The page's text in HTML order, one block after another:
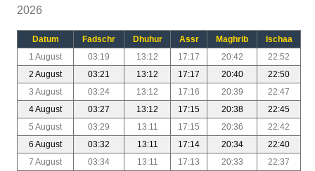
2026
Datum Fadschr Dhuhur Assr Maghrib
Ischaa
1 August
03:19 13:12 17:17 20:42
22:52
2 August
03:21 13:12 17:17 20:40
22:50
3 August
03:24 13:12 17:16 20:39
22:47
4 August
03:27 13:12 17:15 20:38
22:45
5 August
03:29 13:11 17:15 20:36
22:42
6 August
03:32 13:11 17:14 20:34
22:40
7 August
03:34 13:11 17:13 20:33
22:37